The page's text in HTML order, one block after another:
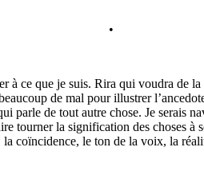
•
ce que je suis. Rira qui voudra de
de mal pour illustrer
parle de tout autre chose. Je
la signification des choses à
coïncidence, le ton de la voix, la